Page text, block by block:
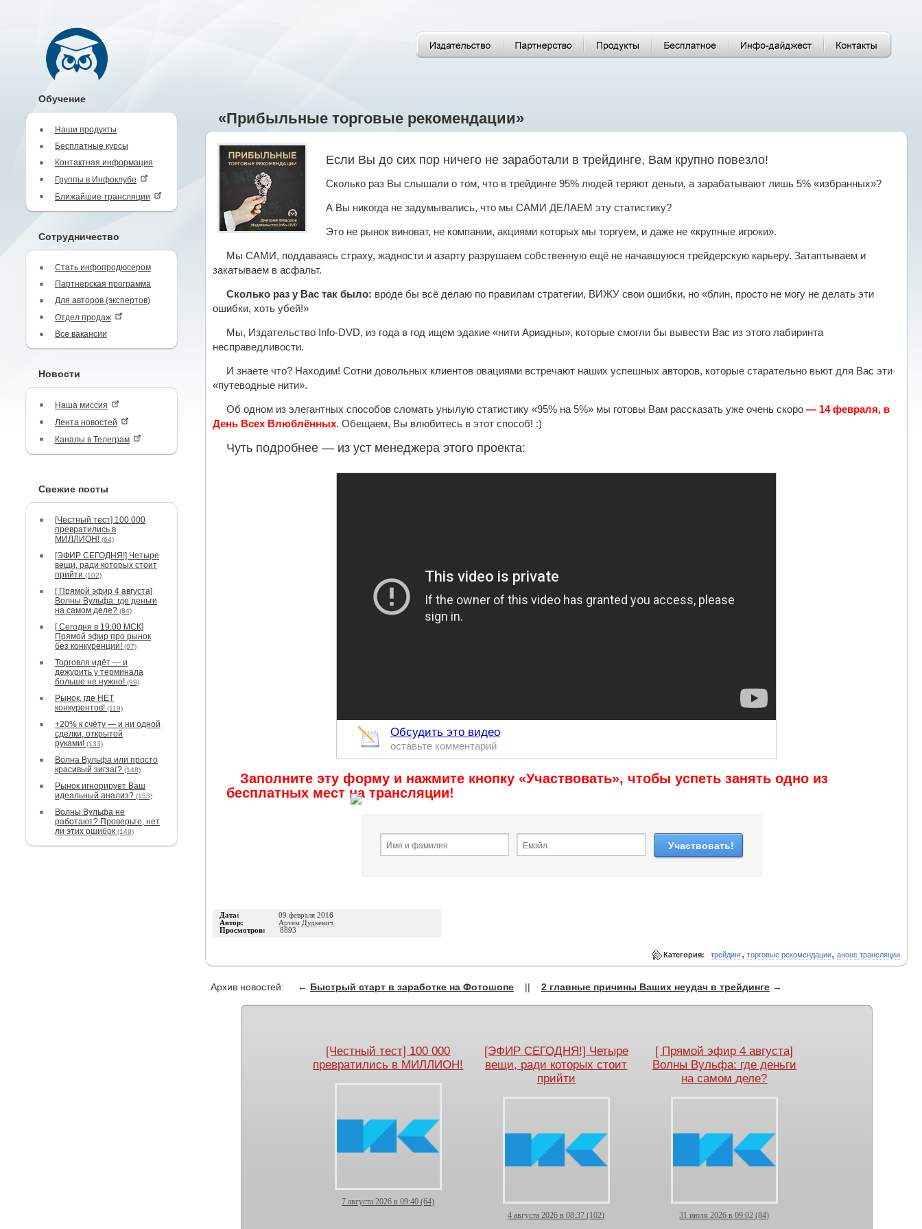
Обучение
Наши продукты
Бесплатные курсы
Контактная информация
Группы в Инфоклубе
Ближайшие трансляции
Сотрудничество
Стать инфопродюсером
Партнерская программа
Для авторов (экспертов)
Отдел продаж
Все вакансии
Новости
Наша миссия
Лента новостей
Каналы в Телеграм
Свежие посты
[Честный тест] 100 000
превратились в
МИЛЛИОН! (64)
[ЭФИР СЕГОДНЯ!] Четыре
вещи, ради которых стоит
прийти (102)
[ Прямой эфир 4 августа]
Волны Вульфа: где деньги
на самом деле? (84)
[ Сегодня в 19:00 МСК]
Прямой эфир про рынок
без конкуренции! (97)
Торговля идёт — и
дежурить у терминала
больше не нужно! (99)
Рынок, где НЕТ
конкурентов! (119)
+20% к счёту — и ни одной
сделки, открытой
руками! (133)
Волна Вульфа или просто
красивый зигзаг? (148)
Рынок игнорирует Ваш
идеальный анализ? (153)
Волны Вульфа не
работают? Проверьте, нет
ли этих ошибок (149)
«Прибыльные торговые рекомендации»
Если Вы до сих пор ничего не заработали в трейдинге, Вам крупно повезло!
Сколько раз Вы слышали о том, что в трейдинге 95% людей теряют деньги, а зарабатывают лишь 5% «избранных»?
А Вы никогда не задумывались, что мы САМИ ДЕЛАЕМ эту статистику?
Это не рынок виноват, не компании, акциями которых мы торгуем, и даже не «крупные игроки».
Мы САМИ, поддаваясь страху, жадности и азарту разрушаем собственную ещё не начавшуюся трейдерскую карьеру. Затаптываем и
закатываем в асфальт.
Сколько раз у Вас так было: вроде бы всё делаю по правилам стратегии, ВИЖУ свои ошибки, но «блин, просто не могу не делать эти
ошибки, хоть убей!»
Мы, Издательство Info-DVD, из года в год ищем эдакие «нити Ариадны», которые смогли бы вывести Вас из этого лабиринта
несправедливости.
И знаете что? Находим! Сотни довольных клиентов овациями встречают наших успешных авторов, которые старательно вьют для Вас эти
«путеводные нити».
Об одном из элегантных способов сломать унылую статистику «95% на 5%» мы готовы Вам рассказать уже очень скоро — 14 февраля, в
День Всех Влюблённых. Обещаем, Вы влюбитесь в этот способ! :)
Чуть подробнее — из уст менеджера этого проекта:
Обсудить это видео
оставьте комментарий
Заполните эту форму и нажмите кнопку «Участвовать», чтобы успеть занять одно из
бесплатных мест на трансляции!
Дата: 09 февраля 2016
Автор: Артем Дудкевич
Просмотров: 8893
Категория: трейдинг, торговые рекомендации, анонс трансляции
Архив новостей: ← Быстрый старт в заработке на Фотошопе || 2 главные причины Ваших неудач в трейдинге →
[Честный тест] 100 000
превратились в МИЛЛИОН!
7 августа 2026 в 09:40 (64)
[ЭФИР СЕГОДНЯ!] Четыре
вещи, ради которых стоит
прийти
4 августа 2026 в 08:37 (102)
[ Прямой эфир 4 августа]
Волны Вульфа: где деньги
на самом деле?
31 июля 2026 в 09:02 (84)